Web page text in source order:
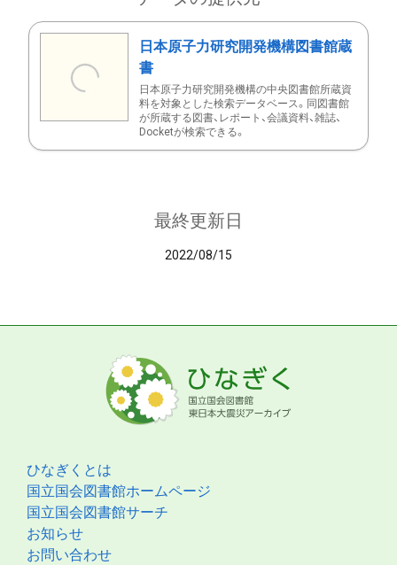
日本原子力研究開発機構図書館蔵
書
日本原子力研究開発機構の中央図書館所蔵資
料を対象とした検索データベース。同図書館
が所蔵する図書、レポート、会議資料、雑誌、
Docketが検索できる。
最終更新日
2022/08/15
ひなぎくとは
国立国会図書館ホームページ
国立国会図書館サーチ
お知らせ
お問い合わせ